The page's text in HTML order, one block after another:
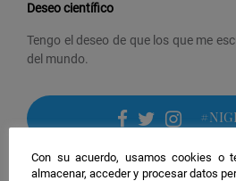
Deseo científico
Tengo el deseo de que los que me
del mundo.
Con su acuerdo, usamos cookies o
almacenar, acceder y procesar datos